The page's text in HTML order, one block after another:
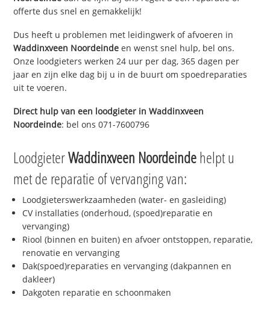
offerte dus snel en gemakkelijk!
Dus heeft u problemen met leidingwerk of afvoeren in
Waddinxveen Noordeinde en wenst snel hulp, bel ons.
Onze loodgieters werken 24 uur per dag, 365 dagen per
jaar en zijn elke dag bij u in de buurt om spoedreparaties
uit te voeren.
Direct hulp van een loodgieter inWaddinxveen
Noordeinde: bel ons 071-7600796
LoodgieterWaddinxveen Noordeindehelpt u
met de reparatie of vervanging van:
Loodgieterswerkzaamheden (water- en gasleiding)
CV installaties (onderhoud, (spoed)reparatie en
vervanging)
Riool (binnen en buiten) en afvoer ontstoppen, reparatie,
renovatie en vervanging
Dak(spoed)reparaties en vervanging (dakpannen en
dakleer)
Dakgoten reparatie en schoonmaken